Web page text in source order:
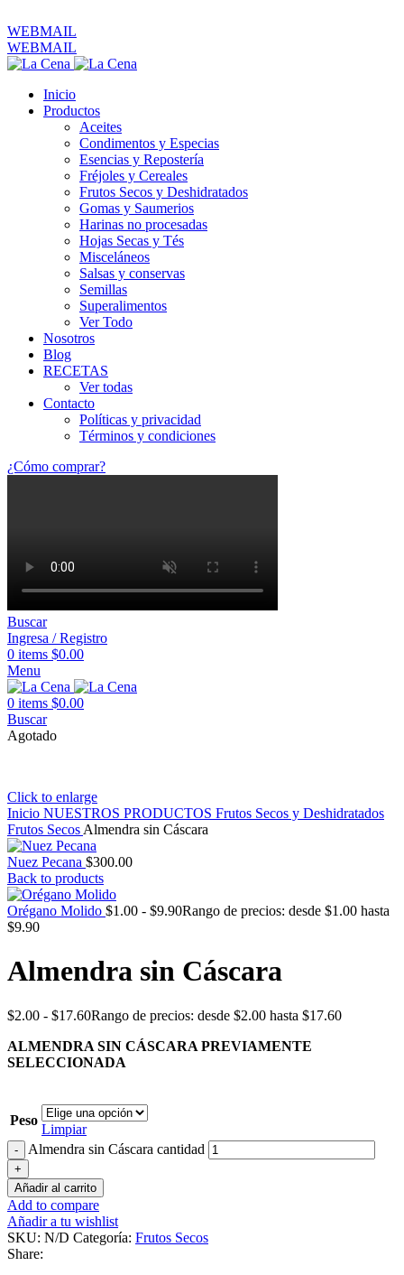
WEBMAIL
WEBMAIL
Inicio
Productos
Aceites
Condimentos y Especias
Esencias y Repostería
Fréjoles y Cereales
Frutos Secos y Deshidratados
Gomas y Saumerios
Harinas no procesadas
Hojas Secas y Tés
Misceláneos
Salsas y conservas
Semillas
Superalimentos
Ver Todo
Nosotros
Blog
RECETAS
Ver todas
Contacto
Políticas y privacidad
Términos y condiciones
¿Cómo comprar?
Buscar
Ingresa / Registro
0 items $0.00
Menu
0 items $0.00
Buscar
Agotado
Click to enlarge
Inicio NUESTROS PRODUCTOS Frutos Secos y Deshidratados
Frutos Secos Almendra sin Cáscara
Nuez Pecana $300.00
Back to products
Orégano Molido $1.00 - $9.90Rango de precios: desde $1.00 hasta
$9.90
Almendra sin Cáscara
$2.00 - $17.60Rango de precios: desde $2.00 hasta $17.60
ALMENDRA SIN CÁSCARA PREVIAMENTE
SELECCIONADA
Peso
Limpiar
Almendra sin Cáscara cantidad
Añadir al carrito
Add to compare
Añadir a tu wishlist
SKU: N/D Categoría: Frutos Secos
Share: